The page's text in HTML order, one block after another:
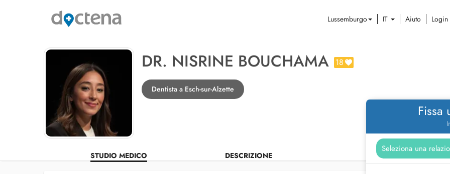
Lussemburgo IT Aiuto Login
DR. NISRINE BOUCHAMA 18
Dentista a Esch-sur-Alzette
STUDIO MEDICO DESCRIZIONE
Fissa